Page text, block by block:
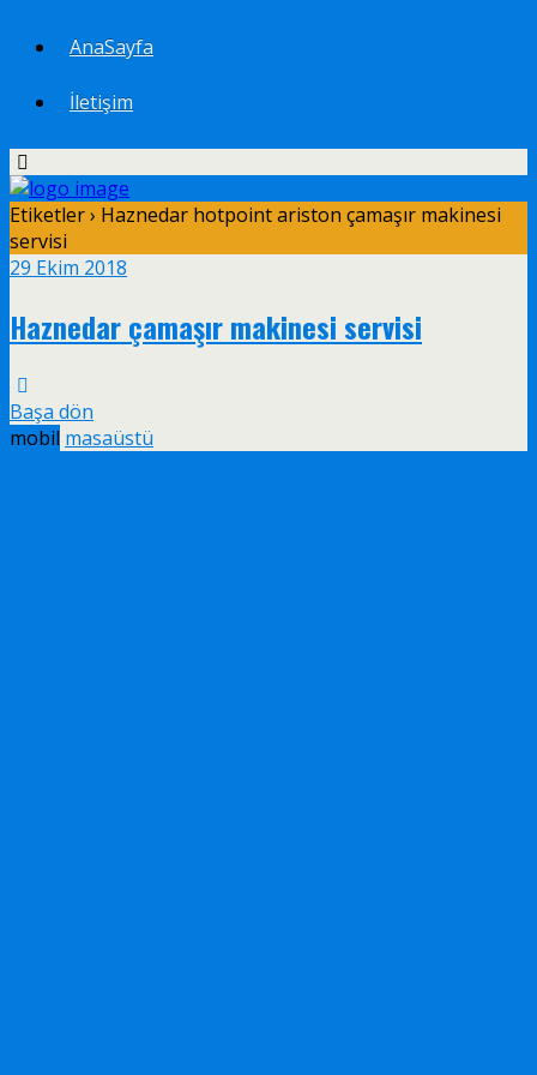
AnaSayfa
İletişim
Etiketler › Haznedar hotpoint ariston çamaşır makinesi
servisi
29 Ekim 2018
Haznedar çamaşır makinesi servisi
Başa dön
mobil masaüstü